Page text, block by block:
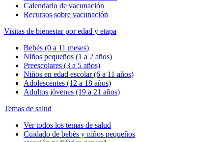
Calendario de vacunación
Recursos sobre vacunación
Visitas de bienestar por edad y etapa
Bebés (0 a 11 meses)
Niños pequeños (1 a 2 años)
Preescolares (3 a 5 años)
Niños en edad escolar (6 a 11 años)
Adolescentes (12 a 18 años)
Adultos jóvenes (19 a 21 años)
Temas de salud
Ver todos los temas de salud
Cuidado de bebés y niños pequeños